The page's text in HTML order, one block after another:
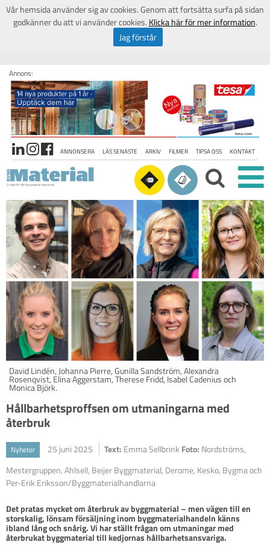
Annons:
ANNONSERA LÄS SENASTE ARKIV FILMER TIPSA OSS KONTAKT
David Lindén, Johanna Pierre, Gunilla Sandström, Alexandra
Rosenqvist, Elina Aggerstam, Therese Fridd, Isabel Cadenius och
Monica Björk.
Hållbarhetsproffsen om utmaningarna med
återbruk
Nyheter 25 juni 2025 Text: Emma Sellbrink Foto: Nordströms,
Mestergruppen, Ahlsell, Beijer Byggmaterial, Derome, Kesko, Bygma och
Per-Erik Eriksson/Byggmaterialhandlarna
Det pratas mycket om återbruk av byggmaterial – men vägen till en
storskalig, lönsam försäljning inom byggmaterialhandeln känns
ibland lång och snårig. Vi har ställt frågan om utmaningar med
Vår hemsida använder sig av cookies. Genom att fortsätta surfa på sidan
godkänner du att vi använder cookies. Klicka här för mer information.
Jag förstår